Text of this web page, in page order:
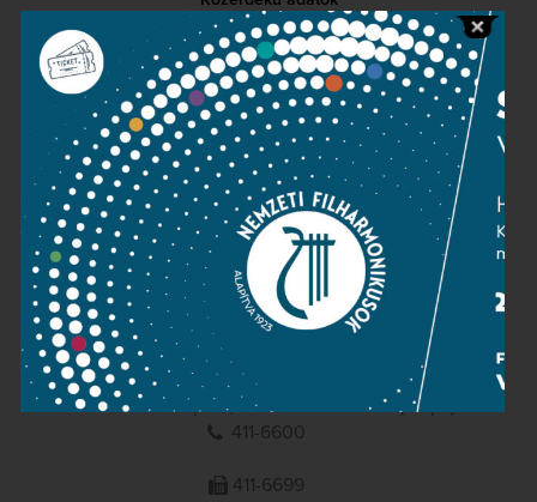
Sajtószoba
Adatvédelem
Impresszum
NEMZETI
FILHARMONIKUSOK
1095 Budapest, Komor Marcell u. 1. (Müpa)
411-6600
411-6699